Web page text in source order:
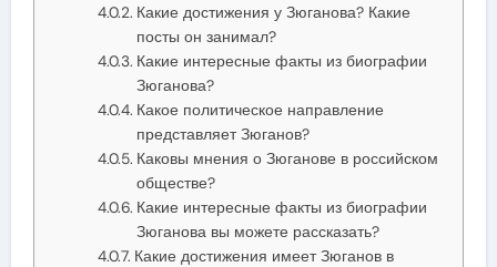
Какие достижения у Зюганова? Какие
посты он занимал?
Какие интересные факты из биографии
Зюганова?
Какое политическое направление
представляет Зюганов?
Каковы мнения о Зюганове в российском
обществе?
Какие интересные факты из биографии
Зюганова вы можете рассказать?
Какие достижения имеет Зюганов в